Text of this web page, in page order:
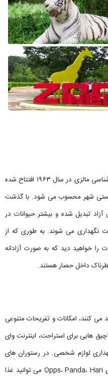
باغ وحش نگارا مالزی توسط انجمن جانورشناسی مالزی در سال ۱۹۶۳ افتتاح شده
شهر محسوب می شود. با گذشت
تبدیل شده و بیشتر حیوانات در
نگهداری می شوند. به طوری که از
را خواهید دید که به صورت آزادانه
داخل حصار هستند.
می کنند، امکانات و تفریحات متنوعی
هایی برای استراحت، اینترنت وای
لوازم شخصی. در رستوران های
Mane Delicious و Wild، کافی شاپ های Opps، Panda، Hari می توانید غذا